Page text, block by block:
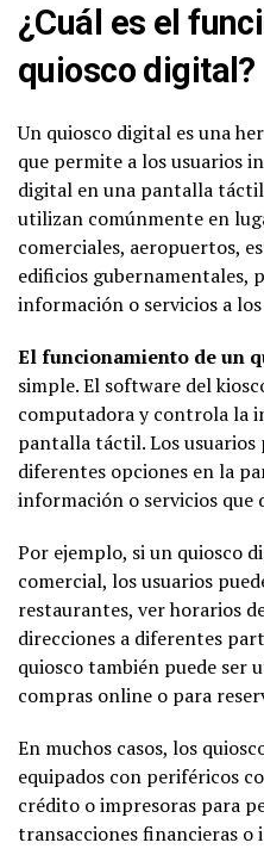
¿Cuál es el
quiosco digital?
Un quiosco digital es una
que permite a los usuarios
digital en una pantalla
utilizan comúnmente en
comerciales, aeropuertos,
edificios gubernamentales,
información o servicios a
El funcionamiento de un
simple. El software del
computadora y controla la
pantalla táctil. Los usuarios
diferentes opciones en la
información o servicios que
Por ejemplo, si un quiosco
comercial, los usuarios
restaurantes, ver horarios
direcciones a diferentes
quiosco también puede ser
compras online o para
En muchos casos, los
equipados con periféricos
crédito o impresoras para
transacciones financieras